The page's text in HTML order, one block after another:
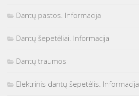
Dantų pastos. Informacija
Dantų šepetėliai. Informacija
Dantų traumos
Elektrinis dantų šepetėlis. Informacija